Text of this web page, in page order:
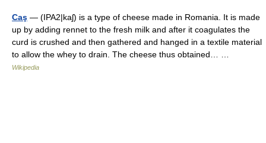
Caş — (IPA2|kaʃ) is a type of cheese made in Romania. It is made
up by adding rennet to the fresh milk and after it coagulates the
curd is crushed and then gathered and hanged in a textile material
to allow the whey to drain. The cheese thus obtained… …
Wikipedia